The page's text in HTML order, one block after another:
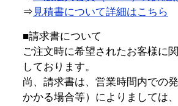
⇒ 見積書について詳細はこちら
■請求書について
ご注文時に希望されたお客様に
しております。
尚、請求書は、営業時間内での
かかる場合等）によりましては